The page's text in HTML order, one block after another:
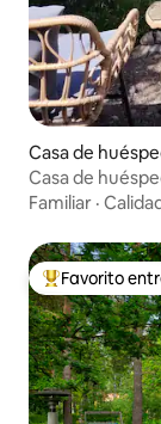
Casa de
Casa de
aire
Familiar ·
Favorito entre
Favorito